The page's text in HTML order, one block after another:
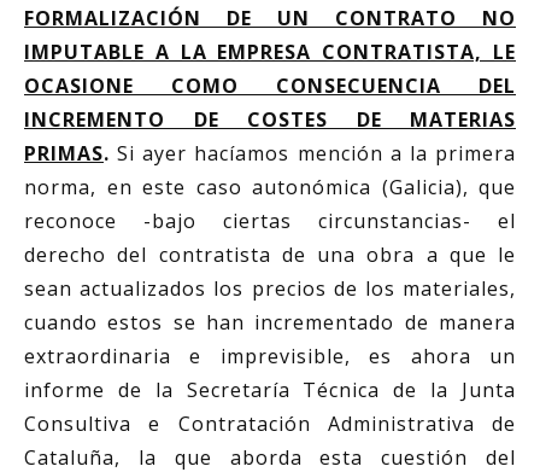
FORMALIZACIÓN DE UN CONTRATO NO
IMPUTABLE A LA EMPRESA CONTRATISTA, LE
OCASIONE COMO CONSECUENCIA DEL
INCREMENTO DE COSTES DE MATERIAS
PRIMAS.Si ayer hacíamos mención a la primera
norma, en este caso autonómica (Galicia), que
reconoce -bajo ciertas circunstancias- el
derecho del contratista de una obra a que le
sean actualizados los precios de los materiales,
cuando estos se han incrementado de manera
extraordinaria e imprevisible, es ahora un
informe de la Secretaría Técnica de la Junta
Consultiva e Contratación Administrativa de
Cataluña, la que aborda esta cuestión del